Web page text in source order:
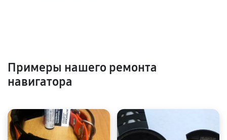
Примеры нашего ремонта
навигатора